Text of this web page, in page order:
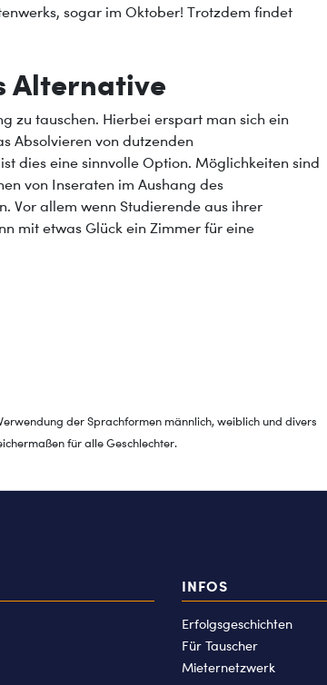
sogar im Oktober! Trotzdem findet
Alternative
zu tauschen. Hierbei erspart man sich ein
Absolvieren von dutzenden
dies eine sinnvolle Option. Möglichkeiten sind
von Inseraten im Aushang des
Vor allem wenn Studierende aus ihrer
mit etwas Glück ein Zimmer für eine
der Sprachformen männlich, weiblich und divers
für alle Geschlechter.
INFOS
Erfolgsgeschichten
Für Tauscher
Mieternetzwerk